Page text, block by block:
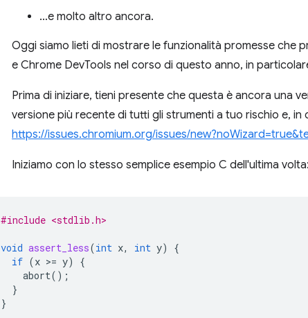
…e molto altro ancora.
Oggi siamo lieti di mostrare le funzionalità promesse che
e Chrome DevTools nel corso di questo anno, in
Prima di iniziare, tieni presente che questa è ancora una
versione più recente di tutti gli strumenti a tuo rischio e, in
https://issues.chromium.org/issues/
Iniziamo con lo stesso semplice esempio C dell'ultima volta:
#include <stdlib.h>
void assert_less(int x, int y)
{
if (x >= y)
{
abort();
}
}